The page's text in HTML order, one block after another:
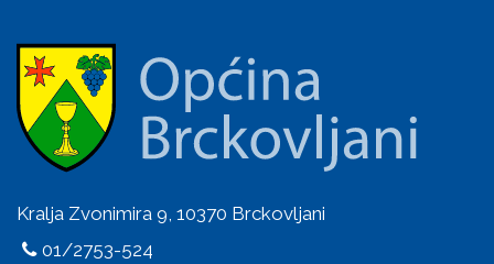
Kralja Zvonimira 9, 10370 Brckovljani
01/2753-524